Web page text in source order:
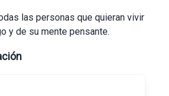
las personas que quieran vivir
y de su mente pensante.